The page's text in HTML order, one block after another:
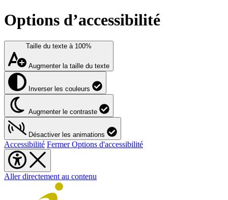
Options d’accessibilité
Taille du texte à 100%
Augmenter la taille du texte
Inverser les couleurs
Augmenter le contraste
Désactiver les animations
Accessibilité Fermer Options d'accessibilité
Aller directement au contenu